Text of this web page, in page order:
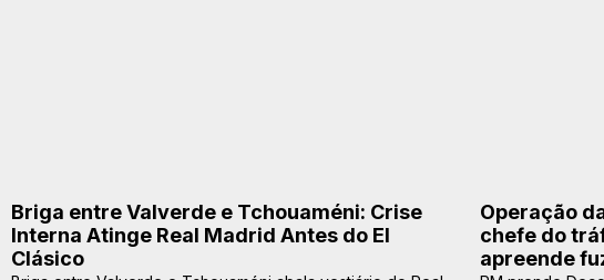
Briga entre Valverde e Tchouaméni: Crise
Interna Atinge Real Madrid Antes do El
Clásico
Operação
chefe do
apreende